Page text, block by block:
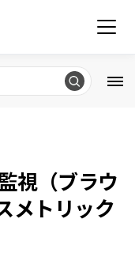
視（ブラウ
メトリック